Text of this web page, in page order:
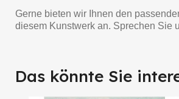
Gerne bieten wir Ihnen den
diesem Kunstwerk an. Sprechen Sie
Das könnte Sie